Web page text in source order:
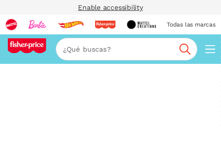
Enable accessibility
Todas las marcas
Buscar